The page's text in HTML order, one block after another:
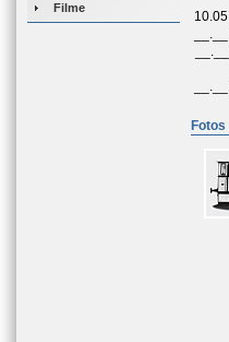
Filme
Fotos